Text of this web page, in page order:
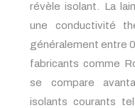
révèle isolant. La
une conductivité
généralement entre
fabricants comme
se compare
isolants courants